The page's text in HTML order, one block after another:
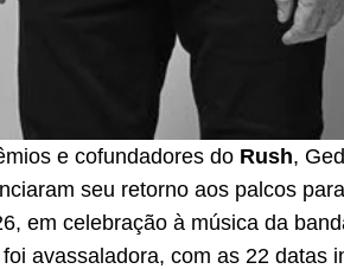
e cofundadores do Rush,
seu retorno aos palcos
em celebração à música da
avassaladora, com as 22